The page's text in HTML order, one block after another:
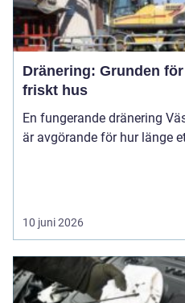
Dränering: Grunden
friskt hus
En fungerande dränering
är avgörande för hur länge
10 juni 2026